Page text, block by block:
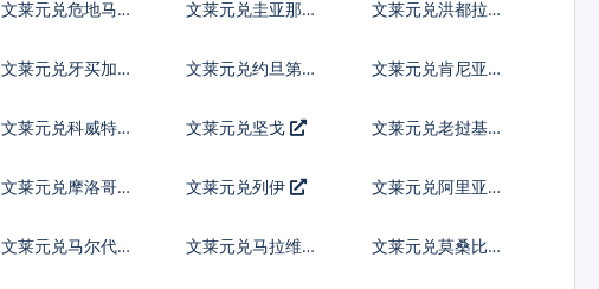
文莱元兑危地马拉
文莱元兑圭亚那元
文莱元兑洪都拉斯
文莱元兑牙买加元
文莱元兑约旦第纳
文莱元兑肯尼亚先
文莱元兑科威特第
文莱元兑坚戈 文莱元兑老挝基普
文莱元兑摩洛哥迪
文莱元兑列伊 文莱元兑阿里亚里
文莱元兑马尔代夫
文莱元兑马拉维克
文莱元兑莫桑比克